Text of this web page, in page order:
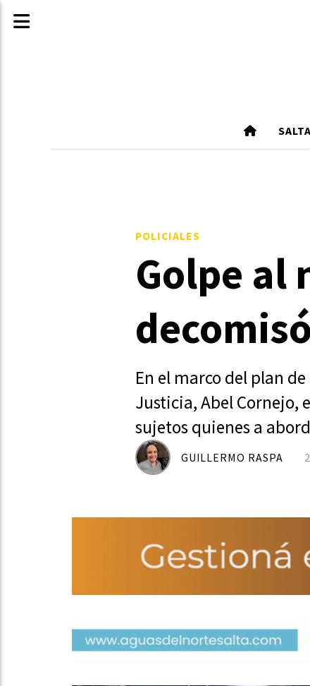
SALTA
Golpe al
En el marco del plan
Justicia, Abel Cornejo,
sujetos quienes a
POLICIALES
GUILLERMO RASPA